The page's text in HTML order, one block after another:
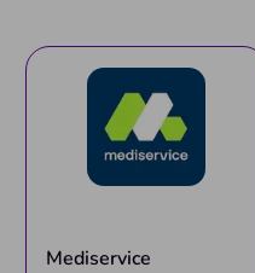
SANTANA-SAO
Rua Alferes
02034000
Não possui pronto
Mediservice